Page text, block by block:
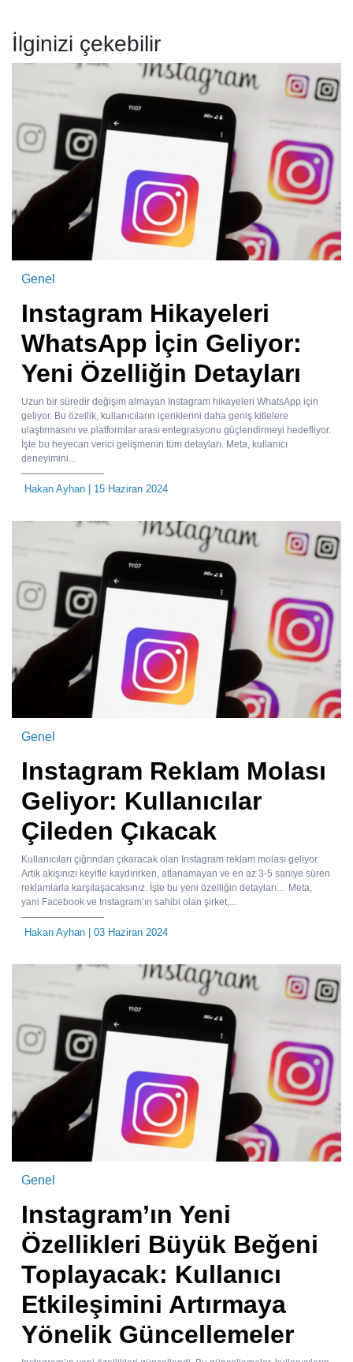
İlginizi çekebilir
Genel
Instagram Hikayeleri
WhatsApp İçin Geliyor:
Yeni Özelliğin Detayları
Uzun bir süredir değişim almayan Instagram hikayeleri WhatsApp için
geliyor. Bu özellik, kullanıcıların içeriklerini daha geniş kitlelere
ulaştırmasını ve platformlar arası entegrasyonu güçlendirmeyi hedefliyor.
İşte bu heyecan verici gelişmenin tüm detayları. Meta, kullanıcı
deneyimini...
Hakan Ayhan | 15 Haziran 2024
Genel
Instagram Reklam Molası
Geliyor: Kullanıcılar
Çileden Çıkacak
Kullanıcıları çığrından çıkaracak olan Instagram reklam molası geliyor.
Artık akışınızı keyifle kaydırırken, atlanamayan ve en az 3-5 saniye süren
reklamlarla karşılaşacaksınız. İşte bu yeni özelliğin detayları… Meta,
yani Facebook ve Instagram’ın sahibi olan şirket,...
Hakan Ayhan | 03 Haziran 2024
Genel
Instagram’ın Yeni
Özellikleri Büyük Beğeni
Toplayacak: Kullanıcı
Etkileşimini Artırmaya
Yönelik Güncellemeler